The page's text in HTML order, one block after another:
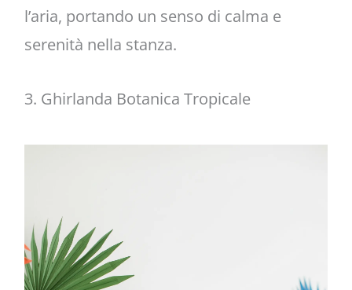
l’aria, portando un senso di calma e
serenità nella stanza.
3. Ghirlanda Botanica Tropicale